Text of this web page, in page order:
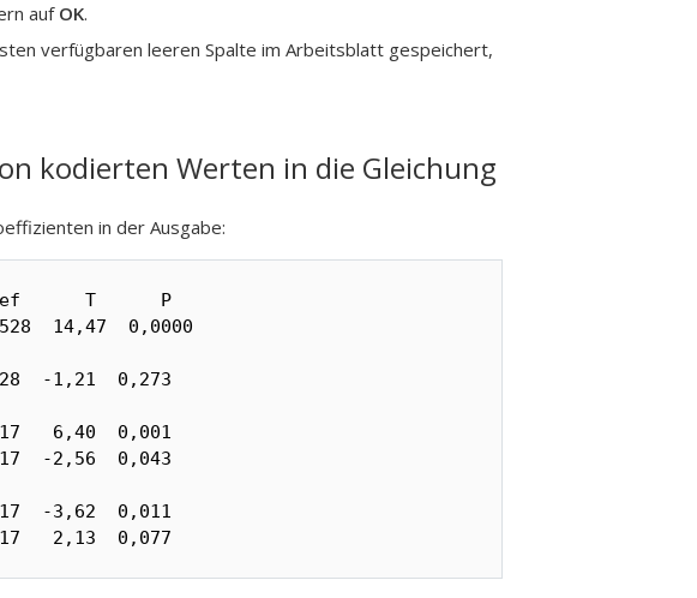
auf OK.
verfügbaren leeren Spalte im Arbeitsblatt gespeichert,
kodierten Werten in die Gleichung
in der Ausgabe:
T      P
14,47  0,0000
-1,21  0,273
6,40  0,001
-2,56  0,043
-3,62  0,011
2,13  0,077